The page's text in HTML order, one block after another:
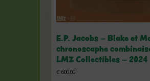
E.P. Jacobs – Blake et
chronoscaphe
LMZ Collectibles – 2024
€ 600,00